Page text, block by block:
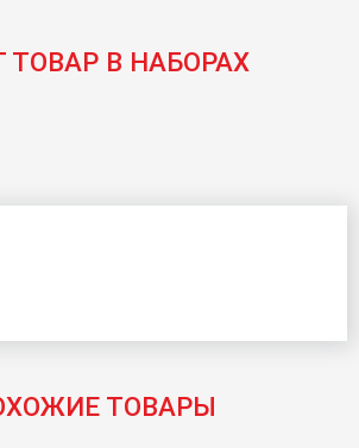
ТОВАР В НАБОРАХ
ТОВАРЫ